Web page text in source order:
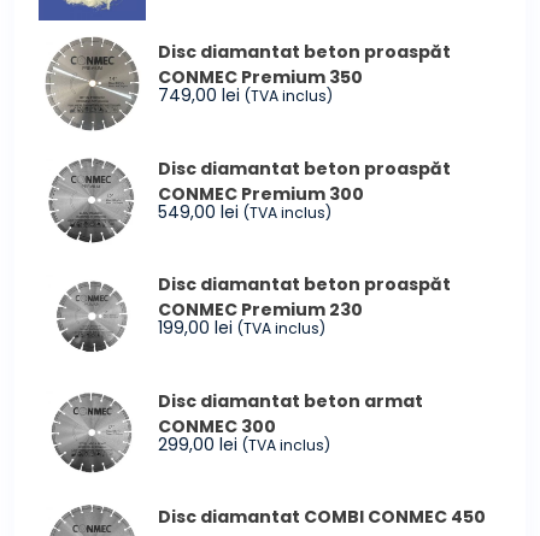
fost:
16,99 lei.
14,99 lei.
Disc diamantat beton proaspăt
CONMEC Premium 350
749,00 lei (TVA inclus)
Disc diamantat beton proaspăt
CONMEC Premium 300
549,00 lei (TVA inclus)
Disc diamantat beton proaspăt
CONMEC Premium 230
199,00 lei (TVA inclus)
Disc diamantat beton armat
CONMEC 300
299,00 lei (TVA inclus)
Disc diamantat COMBI CONMEC 450